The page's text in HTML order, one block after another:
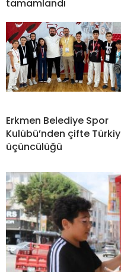
tamamlandı
Erkmen Belediye Spor
Kulübü’nden çifte
üçüncülüğü